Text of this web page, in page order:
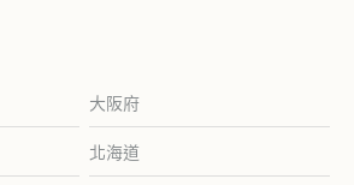
大阪府
北海道